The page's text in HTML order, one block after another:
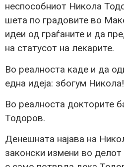
неспособниот Никола
шета по градовите во
идеи од граѓаните и да
на статусот на лекарите.
Во реалноста каде и да
една идеја: збогум Никола!
Во реалноста докторите
Тодоров.
Денешната најава на
законски измени во делот